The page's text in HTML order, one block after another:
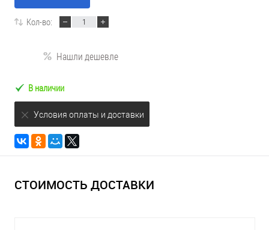
Кол-во:
Нашли дешевле
В наличии
Условия оплаты и доставки
СТОИМОСТЬ ДОСТАВКИ